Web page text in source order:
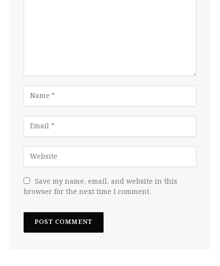
Save my name, email, and website in this
browser for the next time I comment.